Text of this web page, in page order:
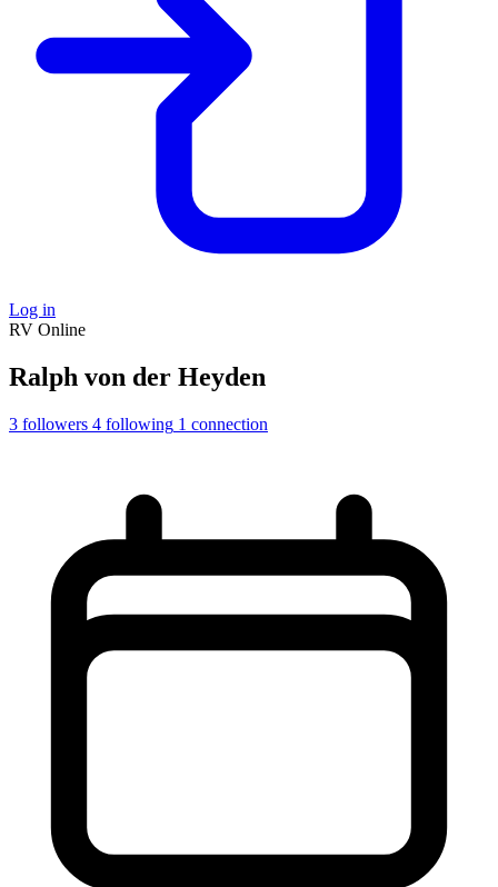
Log in
RV Online
Ralph von der Heyden
3 followers 4 following 1 connection